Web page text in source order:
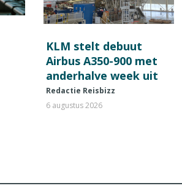
KLM stelt debuut
Airbus A350-900 met
anderhalve week uit
Redactie Reisbizz
6 augustus 2026